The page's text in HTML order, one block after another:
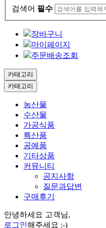
검색어 필수
장바구니
마이페이지
주문배송조회
카테고리
카테고리
농산물
수산물
가공식품
특산품
공예품
기타상품
커뮤니티
공지사항
질문과답변
구매후기
안녕하세요 고객님,
로그인해주세요 :-)